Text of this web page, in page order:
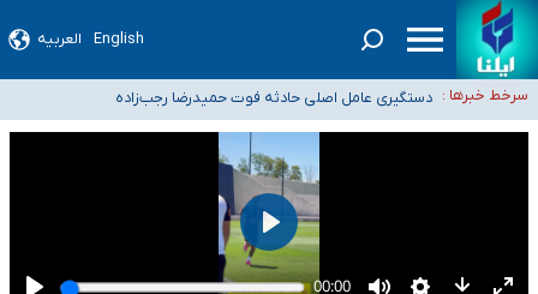
English العربیه
سرخط خبرها :
سیدحسن خمینی عزادار شد
آمار خودکشی نسبت به سال‌های قبل افزایش نیافته است
دستگیری عامل اصلی حادثه فوت حمیدرضا رجب‌زاده
نباید تفسیرهای سلیقه‌ای از مواضع رسمی کشور ارائه شود
«زیرمیزی» برای داوطلبان پزشکی سراب است/ دریافت‌های غیرمتعارف در شأن پزشکی
و کشورمان نیست/ نظام سلامت جلوی این رویه را بگیرد